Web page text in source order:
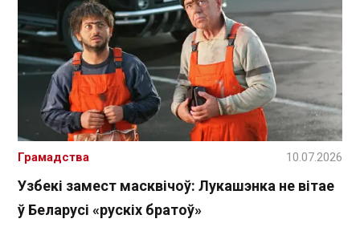
Узбекі замест масквічоў: Лукашэнка не вітае
ў Беларусі «рускіх братоў»
Грамадства 10.07.2026